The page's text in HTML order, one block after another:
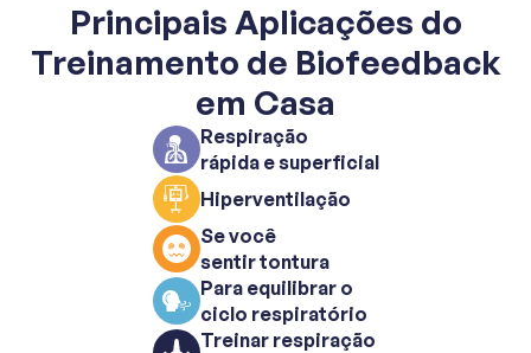
Principais Aplicações do
Treinamento de Biofeedback
em Casa
Respiração
rápida e superficial
Hiperventilação
Se você
sentir tontura
Para equilibrar o
ciclo respiratório
Treinar respiração